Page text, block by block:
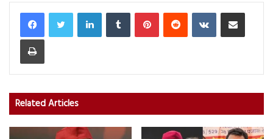
LinkedInTumblr PinterestReddit VKontakteShare via Email
Print
Related Articles